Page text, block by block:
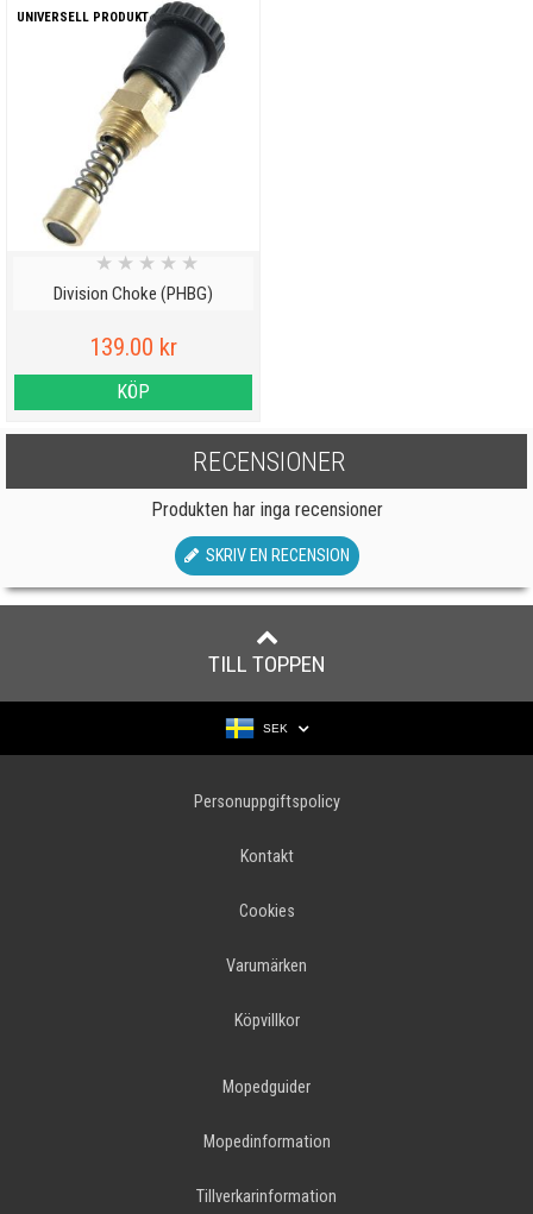
UNIVERSELL PRODUKT
Division Choke (PHBG)
★ ★ ★ ★ ★
139.00 kr
KÖP
RECENSIONER
Produkten har inga recensioner
SKRIV EN RECENSION
TILL TOPPEN
SEK
Personuppgiftspolicy
Kontakt
Cookies
Varumärken
Köpvillkor
Mopedguider
Mopedinformation
Tillverkarinformation